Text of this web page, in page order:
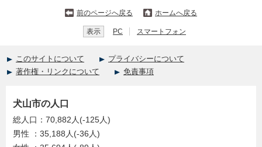
前のページへ戻る ホームへ戻る
表示 PC スマートフォン
このサイトについて
プライバシーについて
著作権・リンクについて
免責事項
犬山市の人口
総人口：70,882人(-125人)
男性 ：35,188人(-36人)